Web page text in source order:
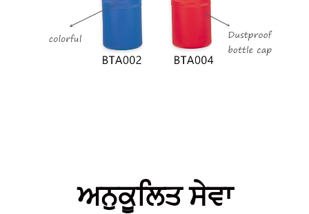
ਅਨੁਕੂਲਿਤ ਸੇਵਾ